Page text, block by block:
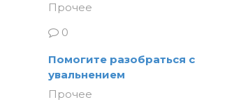
Прочее
0
Помогите разобраться с
увальнением
Прочее